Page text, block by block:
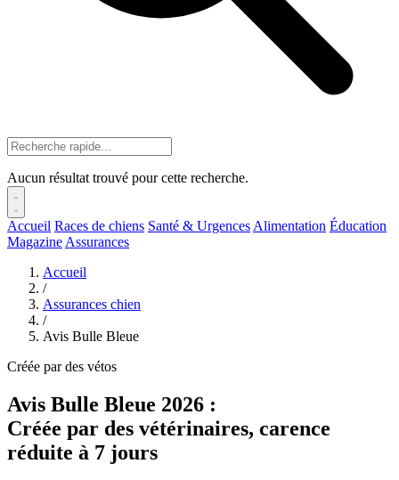
Aucun résultat trouvé pour cette recherche.
Accueil Races de chiens Santé & Urgences Alimentation Éducation
Magazine Assurances
Accueil
/
Assurances chien
/
Avis Bulle Bleue
Créée par des vétos
Avis Bulle Bleue 2026 :
Créée par des vétérinaires, carence
réduite à 7 jours